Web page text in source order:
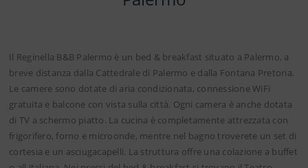
Il Reginella B&B Palermo è un bed & breakfast situato a Palermo, a
breve distanza dalla Cattedrale di Palermo e dalla Fontana Pretoria.
Le camere sono dotate di aria condizionata, connessione WiFi
gratuita e balcone con vista sulla città. Ogni camera è anche dotata
di TV a schermo piatto. La cucina è completamente attrezzata con
frigorifero, forno e microonde, mentre nel bagno troverete un set di
cortesia e un asciugacapelli. La struttura offre una colazione a buffet